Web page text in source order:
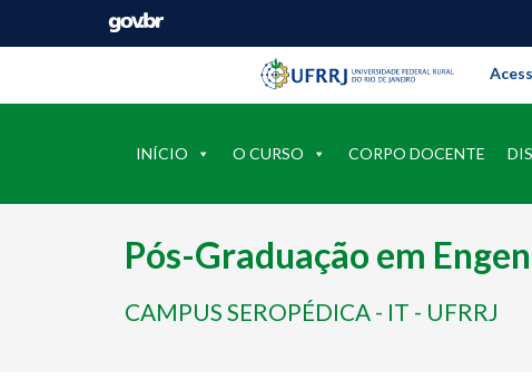
Pular barra institucional
Barra
INÍCIO O CURSO CORPO DOCENTE
Pós-Graduação em
CAMPUS SEROPÉDICA - IT - UFRRJ